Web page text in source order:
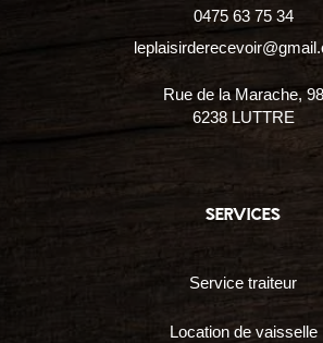
0475 63 75 34
Rue de la Marache, 98
6238 LUTTRE
services
Service traiteur
Location de vaisselle